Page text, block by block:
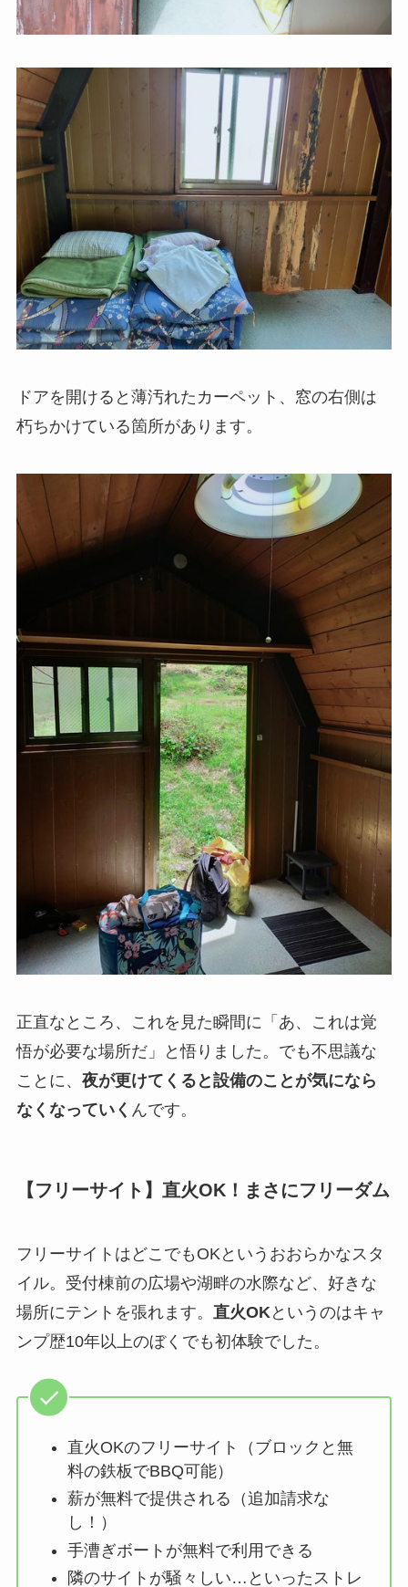
ドアを開けると薄汚れたカーペット、窓の右側は
朽ちかけている箇所があります。
正直なところ、これを見た瞬間に「あ、これは覚
悟が必要な場所だ」と悟りました。でも不思議な
ことに、 夜が更けてくると設備のことが気になら
なくなっていく んです。
【フリーサイト】直火OK！まさにフリーダム
フリーサイトはどこでもOKというおおらかなスタ
イル。受付棟前の広場や湖畔の水際など、好きな
場所にテントを張れます。 直火OK というのはキャ
ンプ歴10年以上のぼくでも初体験でした。
直火OKのフリーサイト（ブロックと無
料の鉄板でBBQ可能）
薪が無料で提供される（追加請求な
し！）
手漕ぎボートが無料で利用できる
隣のサイトが騒々しい…といったストレ